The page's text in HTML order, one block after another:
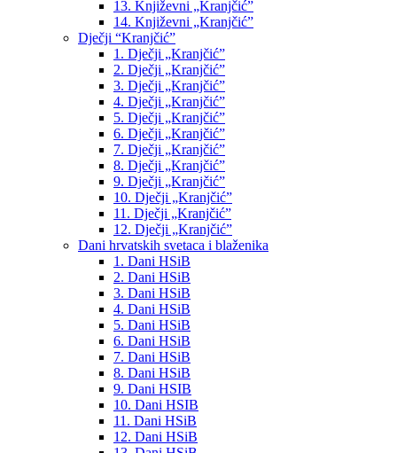
13. Književni „Kranjčić”
14. Književni „Kranjčić”
Dječji “Kranjčić”
1. Dječji „Kranjčić”
2. Dječji „Kranjčić”
3. Dječji „Kranjčić”
4. Dječji „Kranjčić”
5. Dječji „Kranjčić”
6. Dječji „Kranjčić”
7. Dječji „Kranjčić”
8. Dječji „Kranjčić”
9. Dječji „Kranjčić”
10. Dječji „Kranjčić”
11. Dječji „Kranjčić”
12. Dječji „Kranjčić”
Dani hrvatskih svetaca i blaženika
1. Dani HSiB
2. Dani HSiB
3. Dani HSiB
4. Dani HSiB
5. Dani HSiB
6. Dani HSiB
7. Dani HSiB
8. Dani HSiB
9. Dani HSIB
10. Dani HSIB
11. Dani HSiB
12. Dani HSiB